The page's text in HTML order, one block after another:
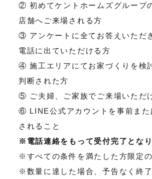
② 初めてケントホームズグループ
店舗へご来場される方
③ アンケートに全てお答えいただ
電話に出ていただける方
④ 施工エリアにてお家づくりを検
判断された方
⑤ ご夫婦、ご家族でご来場いただ
⑥ LINE公式アカウントを事前また
されること
※電話連絡をもって受付完了となり
※すべての条件を満たした方限定の
※数量に達した場合、予告なく終